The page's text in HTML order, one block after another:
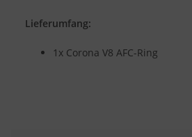
Lieferumfang:
1x Corona V8 AFC-Ring